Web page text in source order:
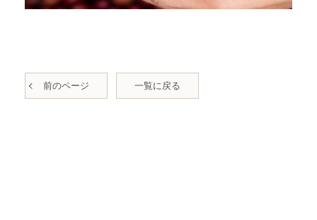
前のページ 一覧に戻る